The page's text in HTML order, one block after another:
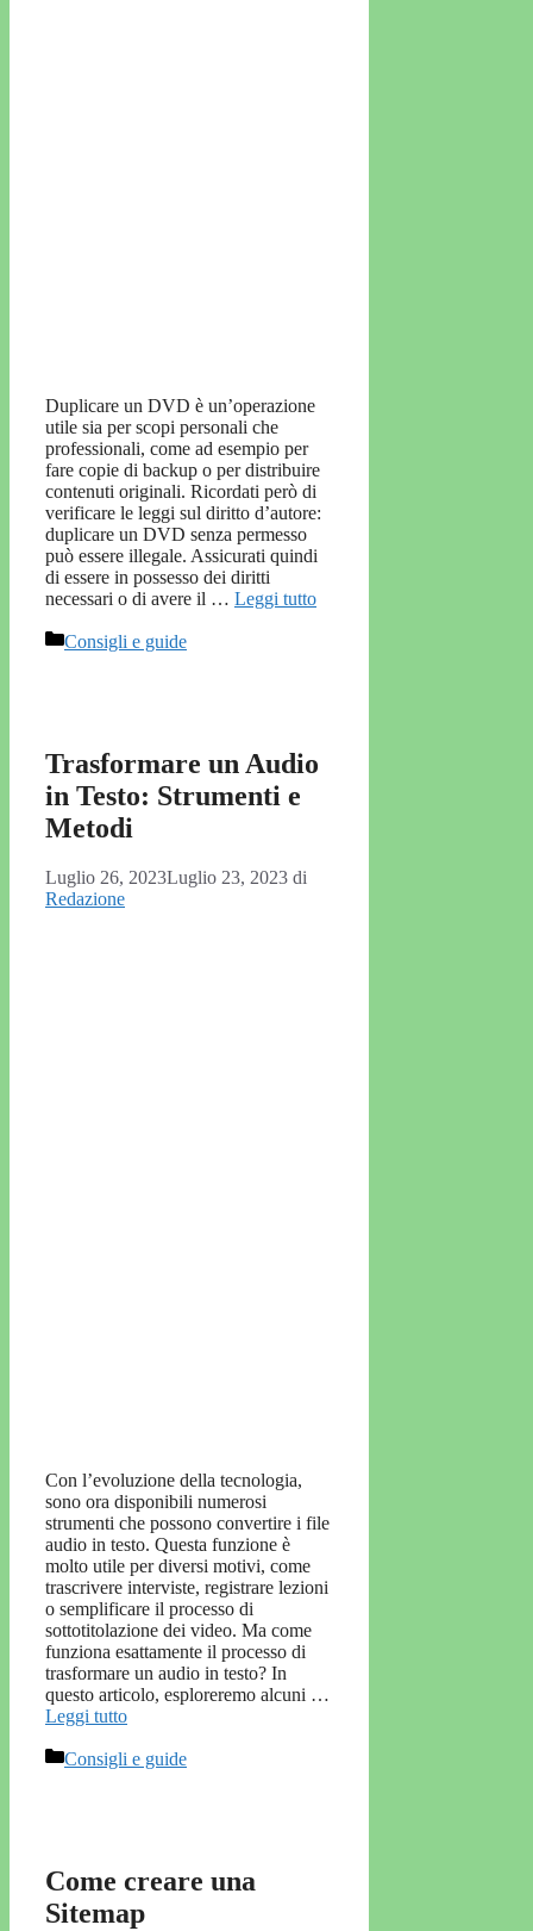
Duplicare un DVD è un’operazione
utile sia per scopi personali che
professionali, come ad esempio per
fare copie di backup o per distribuire
contenuti originali. Ricordati però di
verificare le leggi sul diritto d’autore:
duplicare un DVD senza permesso
può essere illegale. Assicurati quindi
di essere in possesso dei diritti
necessari o di avere il … Leggi tutto
Categorie
Consigli e guide
Trasformare un Audio
in Testo: Strumenti e
Metodi
Luglio 26, 2023Luglio 23, 2023 di
Redazione
Con l’evoluzione della tecnologia,
sono ora disponibili numerosi
strumenti che possono convertire i file
audio in testo. Questa funzione è
molto utile per diversi motivi, come
trascrivere interviste, registrare lezioni
o semplificare il processo di
sottotitolazione dei video. Ma come
funziona esattamente il processo di
trasformare un audio in testo? In
questo articolo, esploreremo alcuni …
Leggi tutto
Categorie
Consigli e guide
Come creare una
Sitemap